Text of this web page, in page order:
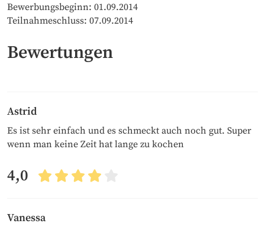
Bewerbungsbeginn: 01.09.2014
Teilnahmeschluss: 07.09.2014
Bewertungen
Astrid
Es ist sehr einfach und es schmeckt auch noch gut. Super
wenn man keine Zeit hat lange zu kochen
4,0
Vanessa